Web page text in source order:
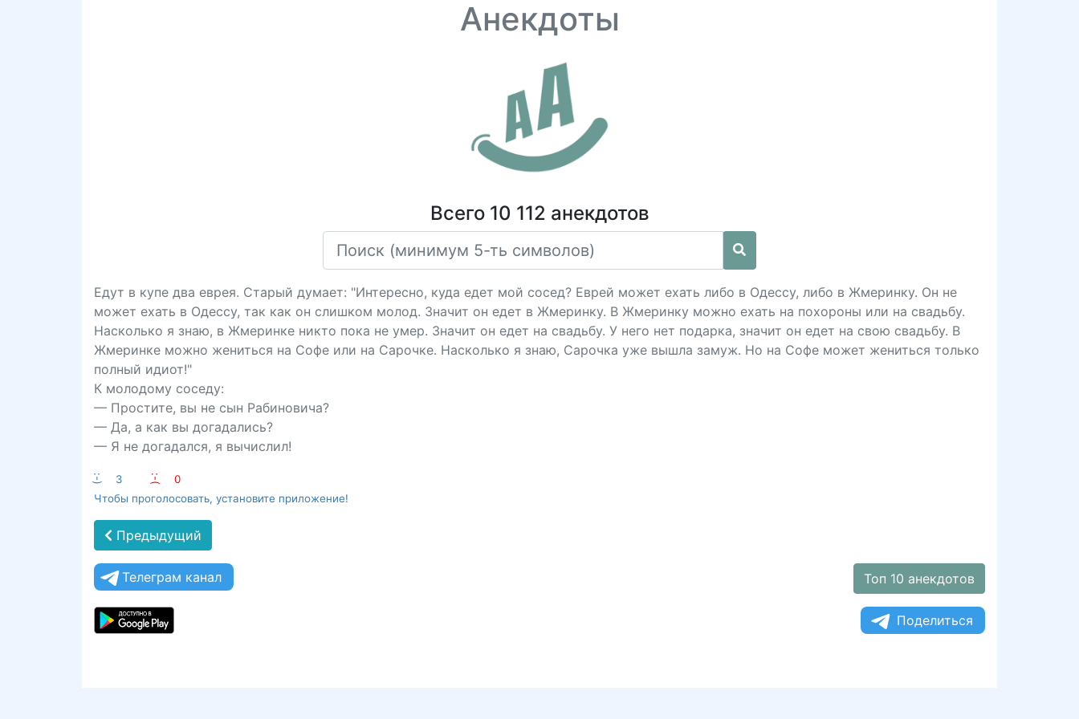
Анекдоты
Всего 10 112 анекдотов
Едут в купе два еврея. Старый думает: "Интересно, куда едет мой сосед? Еврей может ехать либо в Одессу, либо в Жмеринку. Он не
может ехать в Одессу, так как он слишком молод. Значит он едет в Жмеринку. В Жмеринку можно ехать на похороны или на свадьбу.
Насколько я знаю, в Жмеринке никто пока не умер. Значит он едет на свадьбу. У него нет подарка, значит он едет на свою свадьбу. В
Жмеринке можно жениться на Софе или на Сарочке. Насколько я знаю, Сарочка уже вышла замуж. Но на Софе может жениться только
полный идиот!"
К молодому соседу:
— Простите, вы не сын Рабиновича?
— Да, а как вы догадались?
— Я не догадался, я вычислил!
:-) 3 :-(
0
Чтобы проголосовать, установите приложение!
Предыдущий
Телеграм канал Топ 10 анекдотов
Поделиться